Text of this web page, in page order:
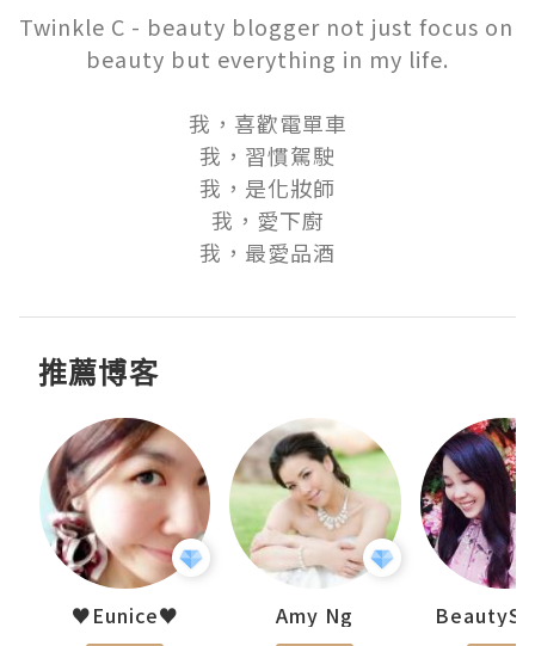
Twinkle C - beauty blogger not just focus on
beauty but everything in my life.
我，喜歡電單車
我，習慣駕駛
我，是化妝師
我，愛下廚
我，最愛品酒
推薦博客
♥Eunice♥ Amy Ng